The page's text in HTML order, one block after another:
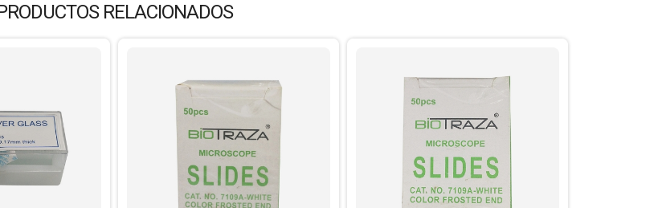
RELACIONADOS